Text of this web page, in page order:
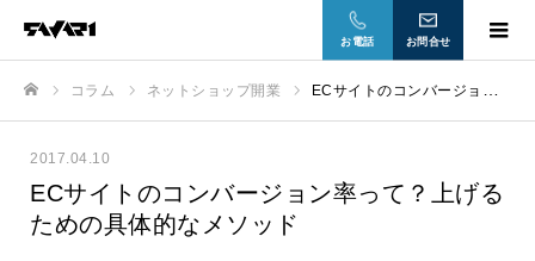
お電話 お問合せ
コラム ネットショップ開業 ECサイトのコンバージョン率って？上げるための具体的なメソッド
2017.04.10
ECサイトのコンバージョン率って？上げる
ための具体的なメソッド